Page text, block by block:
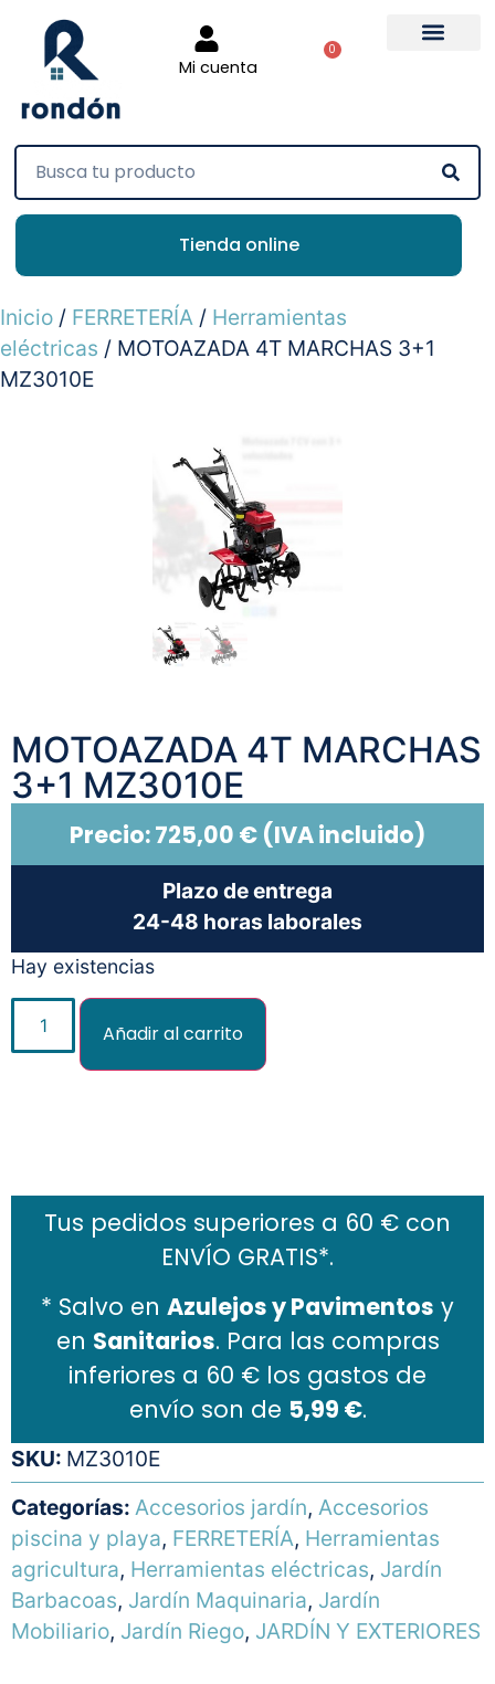
Mi cuenta
0
Tienda online
Inicio / FERRETERÍA / Herramientas
eléctricas / MOTOAZADA 4T MARCHAS 3+1
MZ3010E
MOTOAZADA 4T MARCHAS
3+1 MZ3010E
Precio:725,00 € (IVA incluido)
Plazo de entrega
24-48 horas laborales
Hay existencias
Añadir al carrito
Tus pedidos superiores a 60 € con
ENVÍO GRATIS*.
* Salvo en Azulejos y Pavimentos y
en Sanitarios. Para las compras
inferiores a 60 € los gastos de
envío son de 5,99 €.
SKU: MZ3010E
Categorías: Accesorios jardín, Accesorios
piscina y playa, FERRETERÍA, Herramientas
agricultura, Herramientas eléctricas, Jardín
Barbacoas, Jardín Maquinaria, Jardín
Mobiliario, Jardín Riego, JARDÍN Y EXTERIORES